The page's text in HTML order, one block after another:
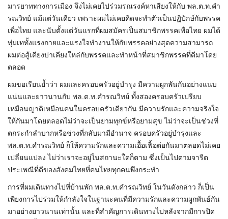
มารยาททางการเมือง จึงไม่เคยไปร่วมรณรงค์หาเสียงให้กับ พล.ต.ท.คำ
รณวิทย์ แม้แต่วันเดียว เพราะผมไม่เคยคิดจะทำตัวเป็นปฏิปักษ์กับพรรค
เพื่อไทย และนับตั้งแต่วันแรกที่ผมสมัครเป็นสมาชิกพรรคเพื่อไทย ผมได้
ทุ่มเททั้งแรงกายและแรงใจทำงานให้กับพรรคอย่างสุดความสามารถ
ผมต่อสู้เคียงบ่าเคียงใหล่กับพรรคและทำหน้าที่สมาชิกพรรคที่ดีมาโดย
ตลอด
ผมขอเรียนย้ำว่า ผมและครอบครัวอยู่บำรุง มีความผูกพันกันอย่างแนบ
แน่นและยาวนานกับ พล.ต.ท.คำรณวิทย์ ทั้งสองครอบครัวเปรียบ
เหมือนญาติเหมือนคนในครอบครัวเดียวกัน มีความรักและความจริงใจ
ให้กันมาโดยตลอดไม่ว่าจะเป็นยามทุกข์หรือยามสุข ไม่ว่าจะเป็นช่วงที่
ตกระกำลำบากหรือช่วงที่กลับมามีอำนาจ ครอบครัวอยู่บำรุงและ
พล.ต.ท.คำรณวิทย์ ก็ให้ความรักและความเอื้อเฟื้อต่อกันมาตลอดไม่เคย
เปลี่ยนแปลง ไม่ว่าเราจะอยู่ในสถานะใดก็ตาม ซึ่งเป็นไปตามจารีต
ประเพณีที่ดีของสังคมไทยที่คนไทยทุกคนพึงกระทำ
การที่ผมเดินทางไปที่บ้านพัก พล.ต.ท.คำรณวิทย์ ในวันดังกล่าว ก็เป็น
เพียงการไปร่วมให้กำลังใจในฐานะคนที่มีความรักและความผูกพันธ์กัน
มาอย่างยาวนานเท่านั้น และที่สำคัญการเดินทางไปหลังจากมีการปิด